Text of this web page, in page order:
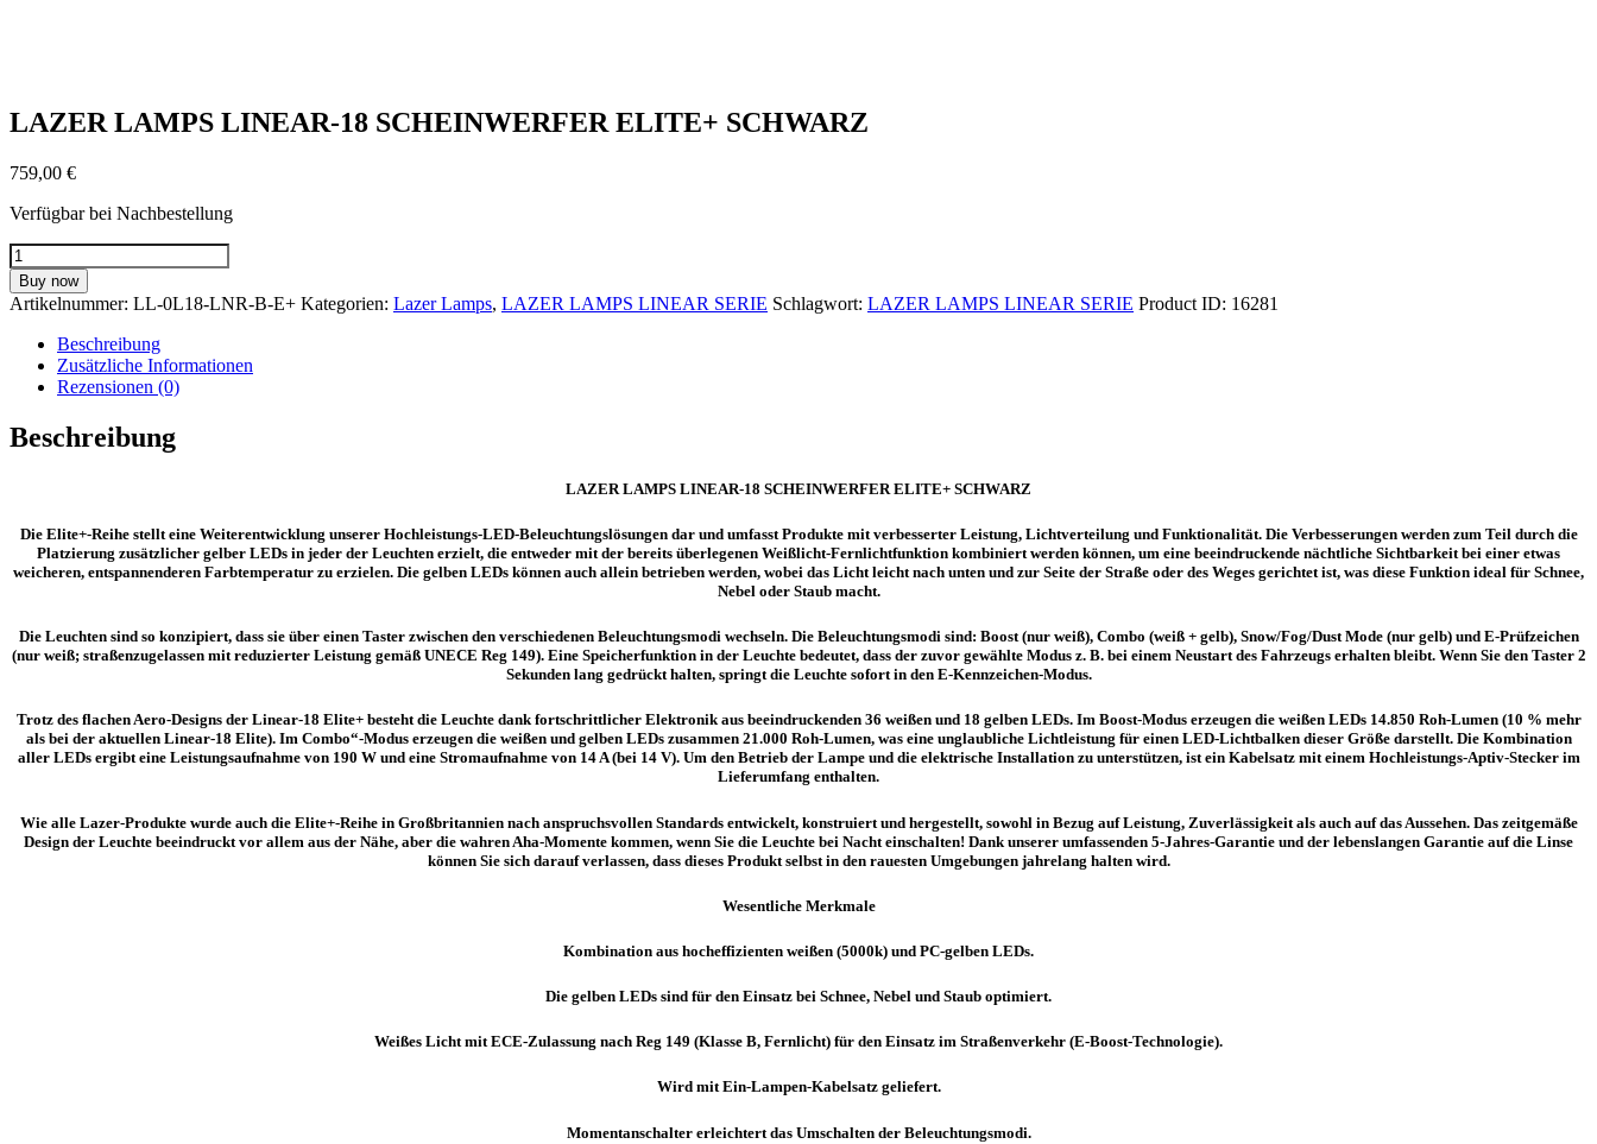
LAZER LAMPS LINEAR-18 SCHEINWERFER ELITE+ SCHWARZ
759,00 €
Verfügbar bei Nachbestellung
LAZER
LAMPS
LINEAR-
18
SCHEINWERFER
ELITE+
SCHWARZ
Menge
Buy now
Artikelnummer: LL-0L18-LNR-B-E+ Kategorien: Lazer Lamps, LAZER LAMPS LINEAR SERIE Schlagwort: LAZER LAMPS LINEAR SERIE Product ID: 16281
Beschreibung
Zusätzliche Informationen
Rezensionen (0)
Beschreibung
LAZER LAMPS LINEAR-18 SCHEINWERFER ELITE+ SCHWARZ
Die Elite+-Reihe stellt eine Weiterentwicklung unserer Hochleistungs-LED-Beleuchtungslösungen dar und umfasst Produkte mit verbesserter Leistung, Lichtverteilung und Funktionalität. Die Verbesserungen werden zum Teil durch die
Platzierung zusätzlicher gelber LEDs in jeder der Leuchten erzielt, die entweder mit der bereits überlegenen Weißlicht-Fernlichtfunktion kombiniert werden können, um eine beeindruckende nächtliche Sichtbarkeit bei einer etwas
weicheren, entspannenderen Farbtemperatur zu erzielen. Die gelben LEDs können auch allein betrieben werden, wobei das Licht leicht nach unten und zur Seite der Straße oder des Weges gerichtet ist, was diese Funktion ideal für Schnee,
Nebel oder Staub macht.
Die Leuchten sind so konzipiert, dass sie über einen Taster zwischen den verschiedenen Beleuchtungsmodi wechseln. Die Beleuchtungsmodi sind: Boost (nur weiß), Combo (weiß + gelb), Snow/Fog/Dust Mode (nur gelb) und E-Prüfzeichen
(nur weiß; straßenzugelassen mit reduzierter Leistung gemäß UNECE Reg 149). Eine Speicherfunktion in der Leuchte bedeutet, dass der zuvor gewählte Modus z. B. bei einem Neustart des Fahrzeugs erhalten bleibt. Wenn Sie den Taster 2
Sekunden lang gedrückt halten, springt die Leuchte sofort in den E-Kennzeichen-Modus.
Trotz des flachen Aero-Designs der Linear-18 Elite+ besteht die Leuchte dank fortschrittlicher Elektronik aus beeindruckenden 36 weißen und 18 gelben LEDs. Im Boost-Modus erzeugen die weißen LEDs 14.850 Roh-Lumen (10 % mehr
als bei der aktuellen Linear-18 Elite). Im Combo“-Modus erzeugen die weißen und gelben LEDs zusammen 21.000 Roh-Lumen, was eine unglaubliche Lichtleistung für einen LED-Lichtbalken dieser Größe darstellt. Die Kombination
aller LEDs ergibt eine Leistungsaufnahme von 190 W und eine Stromaufnahme von 14 A (bei 14 V). Um den Betrieb der Lampe und die elektrische Installation zu unterstützen, ist ein Kabelsatz mit einem Hochleistungs-Aptiv-Stecker im
Lieferumfang enthalten.
Wie alle Lazer-Produkte wurde auch die Elite+-Reihe in Großbritannien nach anspruchsvollen Standards entwickelt, konstruiert und hergestellt, sowohl in Bezug auf Leistung, Zuverlässigkeit als auch auf das Aussehen. Das zeitgemäße
Design der Leuchte beeindruckt vor allem aus der Nähe, aber die wahren Aha-Momente kommen, wenn Sie die Leuchte bei Nacht einschalten! Dank unserer umfassenden 5-Jahres-Garantie und der lebenslangen Garantie auf die Linse
können Sie sich darauf verlassen, dass dieses Produkt selbst in den rauesten Umgebungen jahrelang halten wird.
Wesentliche Merkmale
Kombination aus hocheffizienten weißen (5000k) und PC-gelben LEDs.
Die gelben LEDs sind für den Einsatz bei Schnee, Nebel und Staub optimiert.
Weißes Licht mit ECE-Zulassung nach Reg 149 (Klasse B, Fernlicht) für den Einsatz im Straßenverkehr (E-Boost-Technologie).
Wird mit Ein-Lampen-Kabelsatz geliefert.
Momentanschalter erleichtert das Umschalten der Beleuchtungsmodi.